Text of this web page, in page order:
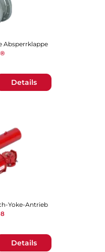
Details
Absperrklappe
Details
Yoke-Antrieb